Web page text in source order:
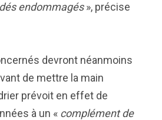
endommagés», précise
devront néanmoins
de mettre la main
prévoit en effet de
à un « complément de